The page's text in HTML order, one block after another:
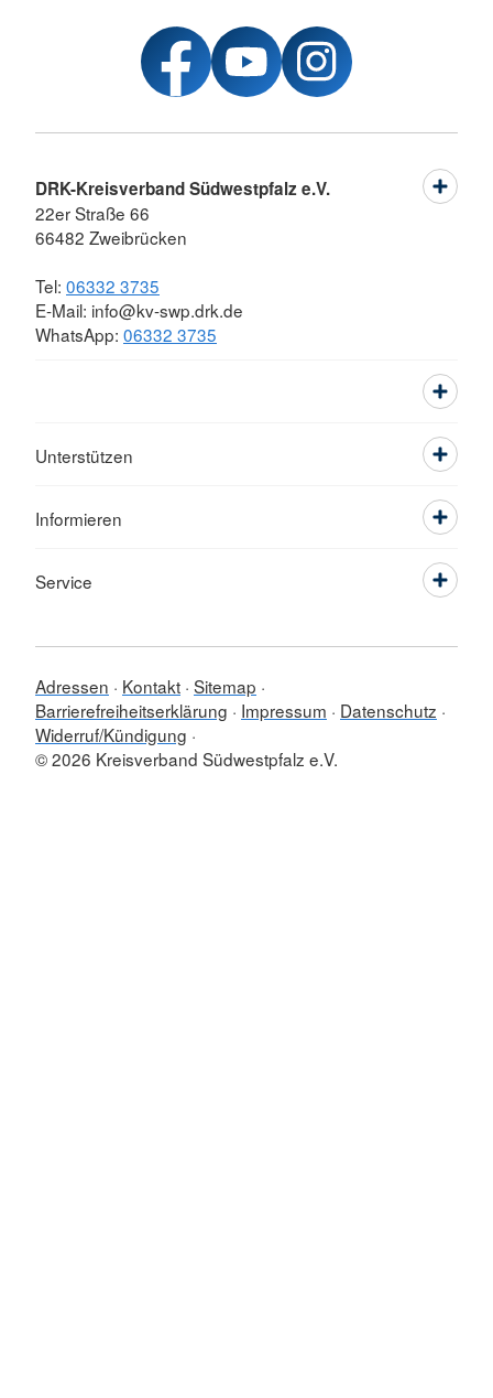
DRK-Kreisverband Südwestpfalz e.V.
22er Straße 66
66482 Zweibrücken
Tel: 06332 3735
E-Mail: info@kv-swp.drk.de
WhatsApp: 06332 3735
Unterstützen
Informieren
Service
Adressen Kontakt Sitemap
Barrierefreiheitserklärung
Impressum
Datenschutz
Widerruf/Kündigung
© 2026 Kreisverband Südwestpfalz e.V.